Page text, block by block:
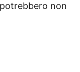
non